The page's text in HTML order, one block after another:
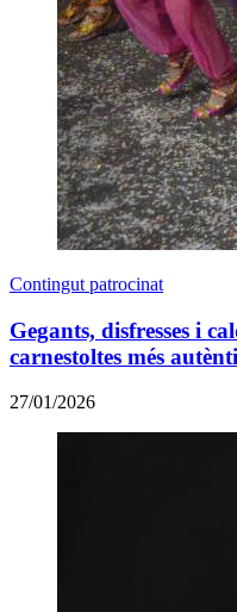
Contingut patrocinat
Gegants, disfresses i
carnestoltes més
27/01/2026